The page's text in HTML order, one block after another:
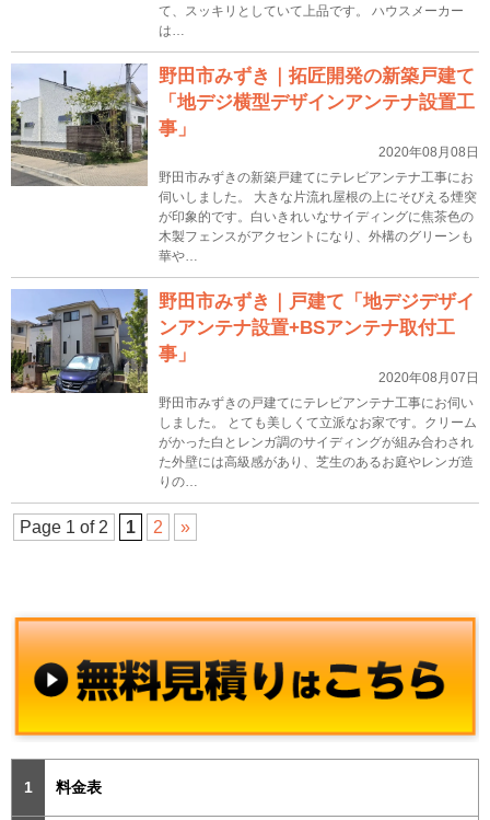
て、スッキリとしていて上品です。 ハウスメーカー
は…
野田市みずき｜拓匠開発の新築戸建て
「地デジ横型デザインアンテナ設置工
事」
2020年08月08日
野田市みずきの新築戸建てにテレビアンテナ工事にお
伺いしました。 大きな片流れ屋根の上にそびえる煙突
が印象的です。白いきれいなサイディングに焦茶色の
木製フェンスがアクセントになり、外構のグリーンも
華や…
野田市みずき｜戸建て「地デジデザイ
ンアンテナ設置+BSアンテナ取付工
事」
2020年08月07日
野田市みずきの戸建てにテレビアンテナ工事にお伺い
しました。 とても美しくて立派なお家です。クリーム
がかった白とレンガ調のサイディングが組み合わされ
た外壁には高級感があり、芝生のあるお庭やレンガ造
りの…
Page 1 of 2 1 2 »
料金表